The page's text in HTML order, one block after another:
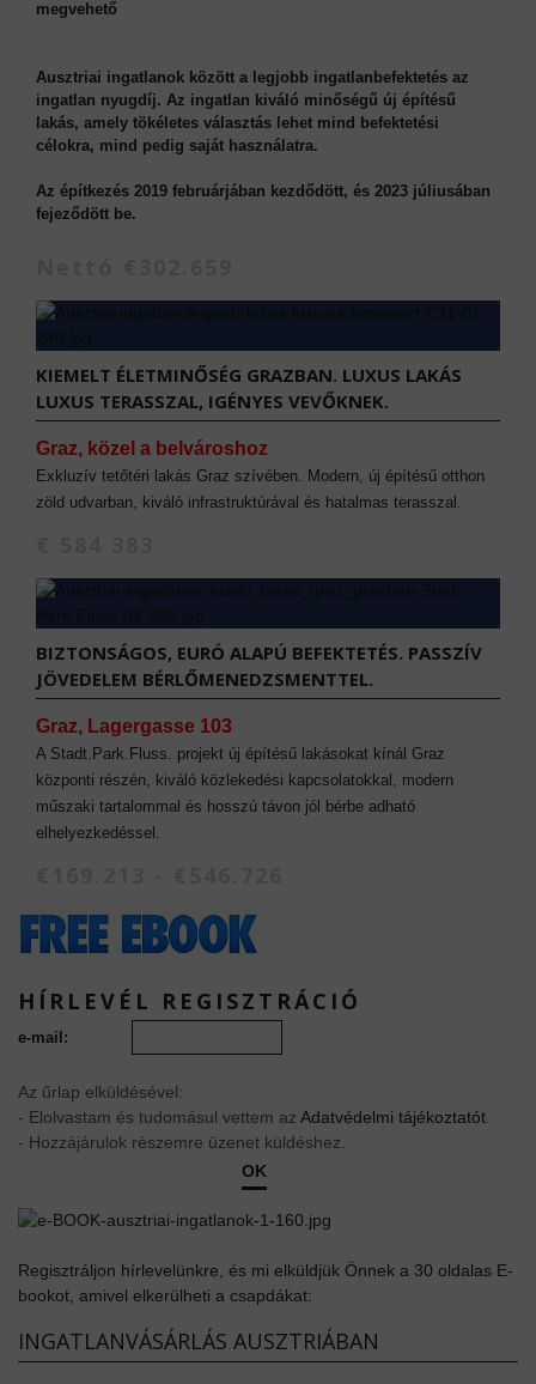
megvehető
Ausztriai ingatlanok között a legjobb ingatlanbefektetés az
ingatlan nyugdíj. Az ingatlan kiváló minőségű új építésű
lakás, amely tökéletes választás lehet mind befektetési
célokra, mind pedig saját használatra.
Az építkezés 2019 februárjában kezdődött, és 2023 júliusában
fejeződött be.
KIEMELT ÉLETMINŐSÉG GRAZBAN. LUXUS LAKÁS
LUXUS TERASSZAL, IGÉNYES VEVŐKNEK.
Graz, közel a belvároshoz
Exkluzív tetőtéri lakás Graz szívében. Modern, új építésű otthon
zöld udvarban, kiváló infrastruktúrával és hatalmas terasszal.
BIZTONSÁGOS, EURÓ ALAPÚ BEFEKTETÉS. PASSZÍV
JÖVEDELEM BÉRLŐMENEDZSMENTTEL.
Graz, Lagergasse 103
A Stadt.Park.Fluss. projekt új építésű lakásokat kínál Graz
központi részén, kiváló közlekedési kapcsolatokkal, modern
műszaki tartalommal és hosszú távon jól bérbe adható
elhelyezkedéssel.
HÍRLEVÉL REGISZTRÁCIÓ
e-mail:
Az űrlap elküldésével:
- Elolvastam és tudomásul vettem az Adatvédelmi tájékoztatót
- Hozzájárulok részemre üzenet küldéshez.
OK
Regisztráljon hírlevelünkre, és mi elküldjük Önnek a 30 oldalas E-
bookot, amivel elkerülheti a csapdákat:
INGATLANVÁSÁRLÁS AUSZTRIÁBAN